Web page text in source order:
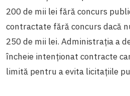
200 de mii lei fără concurs
contractate fără concurs dacă
250 de mii lei. Administrația a
încheie intenționat contracte
limită pentru a evita licitațiile